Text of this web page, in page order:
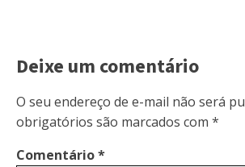
Deixe um comentário
O seu endereço de e-mail não será
obrigatórios são marcados com *
Comentário*